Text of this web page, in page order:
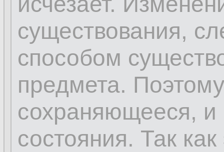
существования,
способом
предмета.
сохраняющееся, и
состояния. Так